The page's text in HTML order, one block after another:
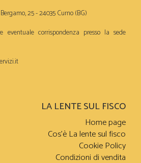
25 - 24035 Curno (BG)
corrispondenza presso la sede
LA LENTE SUL FISCO
Home page
Cos’è La lente sul fisco
Cookie Policy
Condizioni di vendita